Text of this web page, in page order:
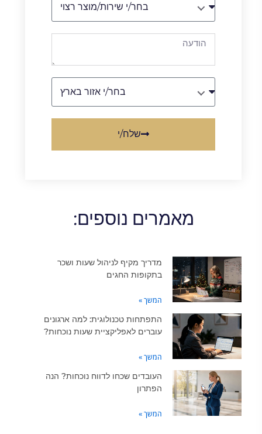
בחר/י שירות/מוצר רצוי
בחר/י אזור בארץ
שלח/י
מאמרים נוספים:
מדריך מקיף לניהול שעות ושכר
בתקופות החגים
המשך »
התפתחות טכנולוגית: למה ארגונים
עוברים לאפליקציית שעות נוכחות?
המשך »
העובדים שכחו לדווח נוכחות? הנה
הפתרון
המשך »